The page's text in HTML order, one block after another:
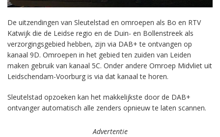
De uitzendingen van Sleutelstad en omroepen als Bo en RTV
Katwijk die de Leidse regio en de Duin- en Bollenstreek als
verzorgingsgebied hebben, zijn via DAB+ te ontvangen op
kanaal 9D. Omroepen in het gebied ten zuiden van Leiden
maken gebruik van kanaal 5C. Onder andere Omroep Midvliet uit
Leidschendam-Voorburg is via dat kanaal te horen.
Sleutelstad opzoeken kan het makkelijkste door de DAB+
ontvanger automatisch alle zenders opnieuw te laten scannen.
Advertentie